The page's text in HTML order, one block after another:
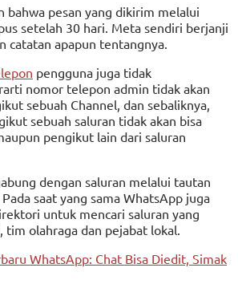
bahwa pesan yang dikirim melalui
setelah 30 hari. Meta sendiri berjanji
catatan apapun tentangnya.
pengguna juga tidak
nomor telepon admin tidak akan
sebuah Channel, dan sebaliknya,
sebuah saluran tidak akan bisa
pengikut lain dari saluran
dengan saluran melalui tautan
saat yang sama WhatsApp juga
untuk mencari saluran yang
tim olahraga dan pejabat lokal.
WhatsApp: Chat Bisa Diedit, Simak